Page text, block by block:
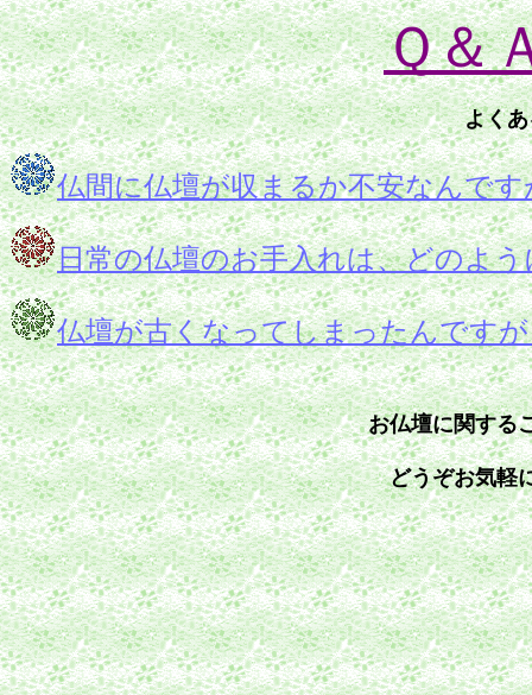
Ｑ＆
よく
仏間に仏壇が収まるか不安なんです
日常の仏壇のお手入れは、どのよ
仏壇が古くなってしまったんです
お仏壇に関する
どうぞお気軽